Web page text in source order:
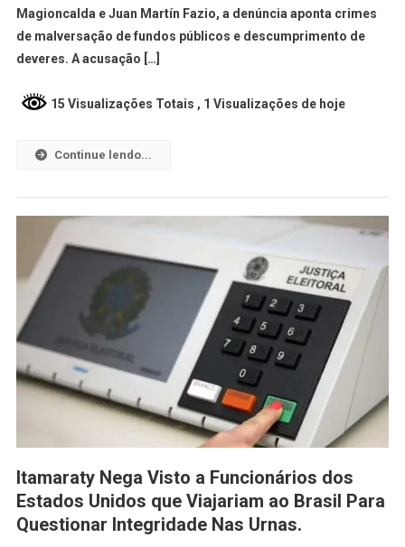
Magioncalda e Juan Martín Fazio, a denúncia aponta crimes
de malversação de fundos públicos e descumprimento de
deveres. A acusação […]
15 Visualizações Totais , 1 Visualizações de hoje
Continue lendo...
Itamaraty Nega Visto a Funcionários dos
Estados Unidos que Viajariam ao Brasil Para
Questionar Integridade Nas Urnas.